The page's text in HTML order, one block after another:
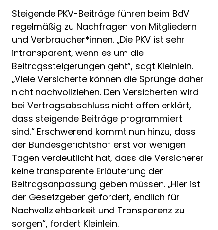
Steigende PKV-Beiträge führen beim BdV
regelmäßig zu Nachfragen von Mitgliedern
und Verbraucher*innen. „Die PKV ist sehr
intransparent, wenn es um die
Beitragssteigerungen geht“, sagt Kleinlein.
„Viele Versicherte können die Sprünge daher
nicht nachvollziehen. Den Versicherten wird
bei Vertragsabschluss nicht offen erklärt,
dass steigende Beiträge programmiert
sind.“ Erschwerend kommt nun hinzu, dass
der Bundesgerichtshof erst vor wenigen
Tagen verdeutlicht hat, dass die Versicherer
keine transparente Erläuterung der
Beitragsanpassung geben müssen. „Hier ist
der Gesetzgeber gefordert, endlich für
Nachvollziehbarkeit und Transparenz zu
sorgen“, fordert Kleinlein.